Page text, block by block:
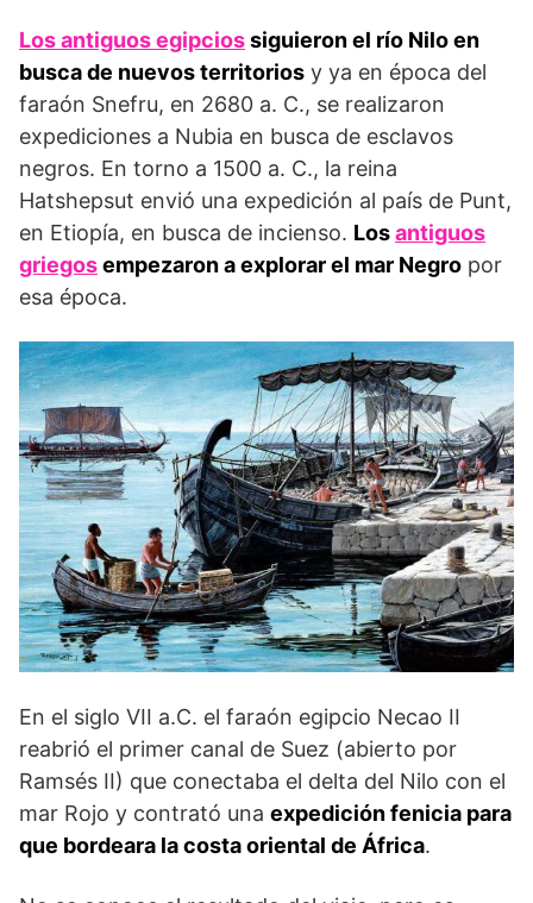
Los antiguos egipciossiguieron el río Nilo en
busca de nuevos territorios y ya en época del
faraón Snefru, en 2680 a. C., se realizaron
expediciones a Nubia en busca de esclavos
negros. En torno a 1500 a. C., la reina
Hatshepsut envió una expedición al país de Punt,
en Etiopía, en busca de incienso. Losantiguos
griegosempezaron a explorar el mar Negro por
esa época.
En el siglo VII a.C. el faraón egipcio Necao II
reabrió el primer canal de Suez (abierto por
Ramsés II) que conectaba el delta del Nilo con el
mar Rojo y contrató una expedición fenicia para
que bordeara la costa oriental de África.